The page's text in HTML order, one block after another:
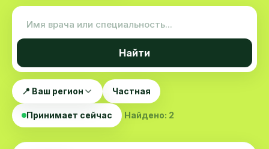
Найти
📍 Ваш регион Частная
Принимает сейчас Найдено: 2